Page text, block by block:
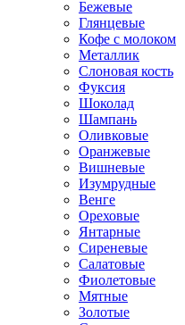
Бежевые
Глянцевые
Кофе с молоком
Металлик
Слоновая кость
Фуксия
Шоколад
Шампань
Оливковые
Оранжевые
Вишневые
Изумрудные
Венге
Ореховые
Янтарные
Сиреневые
Салатовые
Фиолетовые
Мятные
Золотые